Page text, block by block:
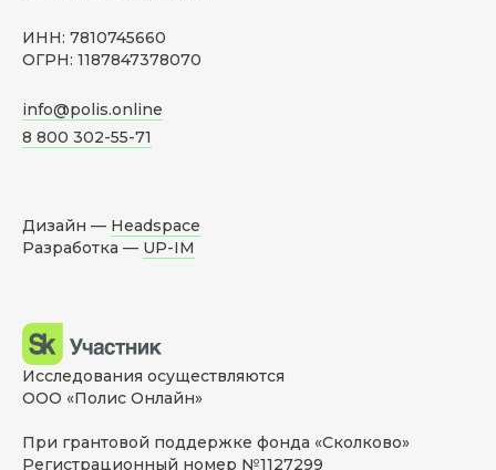
ИНН: 7810745660
ОГРН: 1187847378070
info@polis.online
8 800 302-55-71
Дизайн — Headspace
Разработка — UP-IM
Исследования осуществляются
ООО «Полис Онлайн»
При грантовой поддержке фонда «Сколково»
Регистрационный номер №1127299